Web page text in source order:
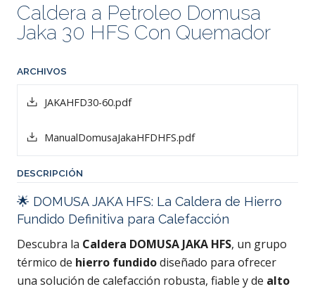
Caldera a Petroleo Domusa
Jaka 30 HFS Con Quemador
ARCHIVOS
JAKAHFD30-60.pdf
ManualDomusaJakaHFDHFS.pdf
DESCRIPCIÓN
🌟 DOMUSA JAKA HFS: La Caldera de Hierro
Fundido Definitiva para Calefacción
Descubra la Caldera DOMUSA JAKA HFS, un grupo
térmico de hierro fundidodiseñado para ofrecer
una solución de calefacción robusta, fiable y de alto